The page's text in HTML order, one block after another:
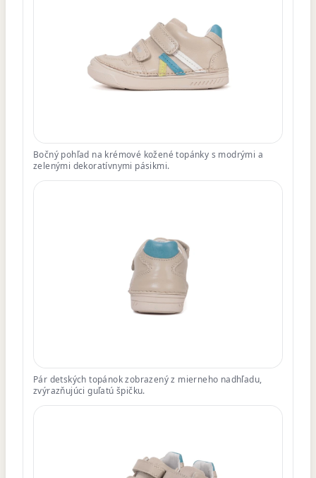
Bočný pohľad na krémové kožené topánky s modrými a
zelenými dekoratívnymi pásikmi.
Pár detských topánok zobrazený z mierneho nadhľadu,
zvýrazňujúci guľatú špičku.